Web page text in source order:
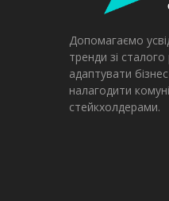
Допомагаємо
тренди зі
адаптувати
налагодити
стейкхолдерами.